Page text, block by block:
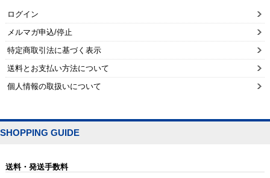
ログイン
メルマガ申込/停止
特定商取引法に基づく表示
送料とお支払い方法について
個人情報の取扱いについて
SHOPPING GUIDE
送料・発送手数料